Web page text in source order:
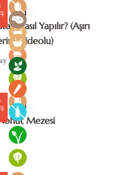
Nasıl Yapılır? (Aşırı
(Videolu)
Mezesi